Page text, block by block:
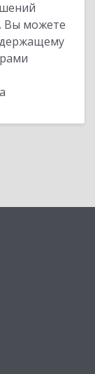
Вы можете